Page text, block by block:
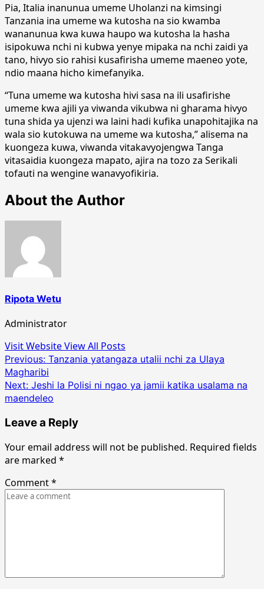
Pia, Italia inanunua umeme Uholanzi na kimsingi
Tanzania ina umeme wa kutosha na sio kwamba
wananunua kwa kuwa haupo wa kutosha la hasha
isipokuwa nchi ni kubwa yenye mipaka na nchi zaidi ya
tano, hivyo sio rahisi kusafirisha umeme maeneo yote,
ndio maana hicho kimefanyika.
“Tuna umeme wa kutosha hivi sasa na ili usafirishe
umeme kwa ajili ya viwanda vikubwa ni gharama hivyo
tuna shida ya ujenzi wa laini hadi kufika unapohitajika na
wala sio kutokuwa na umeme wa kutosha,” alisema na
kuongeza kuwa, viwanda vitakavyojengwa Tanga
vitasaidia kuongeza mapato, ajira na tozo za Serikali
tofauti na wengine wanavyofikiria.
About the Author
Ripota Wetu
Administrator
Visit WebsiteView All Posts
Post
navigation
Previous: Tanzania yatangaza utalii nchi za Ulaya
Magharibi
Next: Jeshi la Polisi ni ngao ya jamii katika usalama na
maendeleo
Leave a Reply
Your email address will not be published. Required fields
are marked *
Comment*